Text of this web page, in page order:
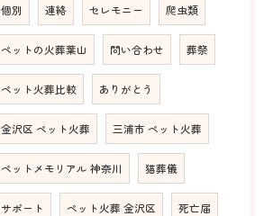
個別 連絡 セレモニー 爬虫類
ペットの火葬葉山 問い合わせ 葬祭
ペット火葬比較 ありがとう
金沢区 ペット火葬 三浦市 ペット火葬
ペットメモリアル 神奈川 猫葬儀
サポート ペット火葬 金沢区 死亡届